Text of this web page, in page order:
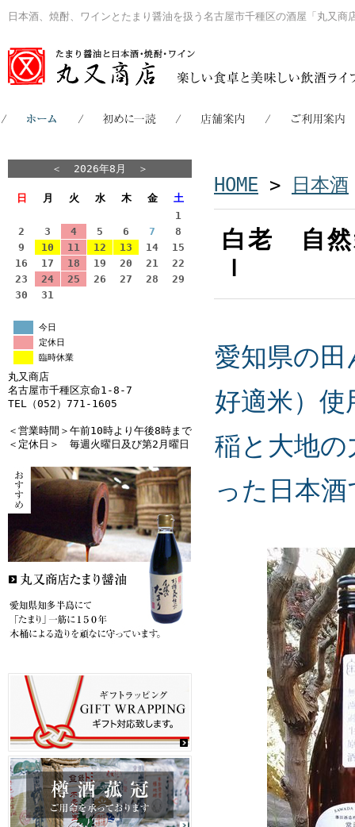
日本酒、焼酎、ワインとたまり醤油を扱う名古屋市千種区の酒屋「丸又商
＜ 2026年8月 ＞
日 月 火 水 木 金 土
1
2
3 4 5 6 7
8
9
10 11 12 13 14
15
16
17 18 19 20 21
22
23
24 25 26 27 28
29
30
31
今日
定休日
臨時休業
丸又商店
名古屋市千種区京命1-8-7
TEL（052）771-1605
＜営業時間＞午前10時より午後8時まで
＜定休日＞ 毎週火曜日及び第2月曜日
HOME > 日本酒
白老 自
ｌ
愛知県の
好適米）使
稲と大地
った日本